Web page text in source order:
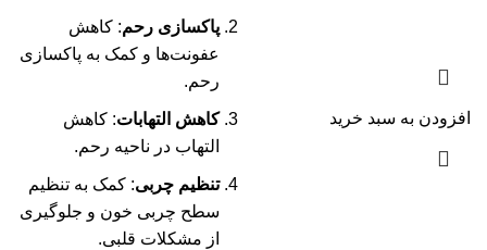
افزودن به سبد خرید
پاکسازی رحم: کاهش
عفونت‌ها و کمک به پاکسازی
رحم.
کاهش التهابات: کاهش
التهاب در ناحیه رحم.
تنظیم چربی: کمک به تنظیم
سطح چربی خون و جلوگیری
از مشکلات قلبی.